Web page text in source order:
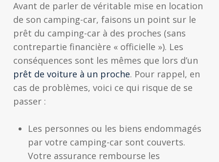
Avant de parler de véritable mise en location
de son camping-car, faisons un point sur le
prêt du camping-car à des proches (sans
contrepartie financière « officielle »). Les
conséquences sont les mêmes que lors d’un
prêt de voiture à un proche. Pour rappel, en
cas de problèmes, voici ce qui risque de se
passer :
Les personnes ou les biens endommagés
par votre camping-car sont couverts.
Votre assurance rembourse les